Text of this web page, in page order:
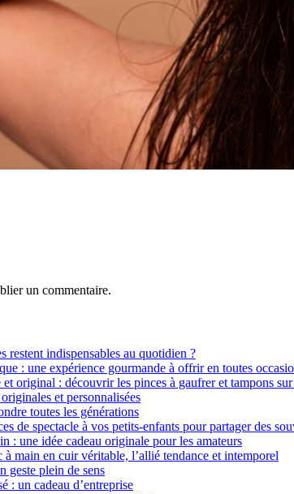
un commentaire.
restent indispensables au quotidien ?
: une expérience gourmande à offrir en toutes
original : découvrir les pinces à gaufrer et tampons sur
et personnalisées
toutes les générations
de spectacle à vos petits-enfants pour partager des
: une idée cadeau originale pour les amateurs
à main en cuir véritable, l’allié tendance et intemporel
geste plein de sens
: un cadeau d’entreprise